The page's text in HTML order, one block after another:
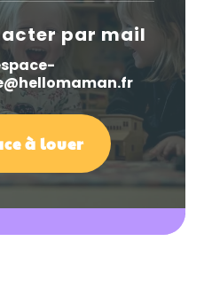
par mail
à louer